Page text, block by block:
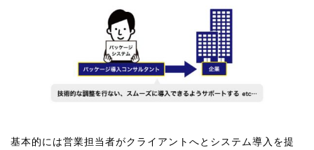
基本的には営業担当者がクライアントへとシステム導入を提